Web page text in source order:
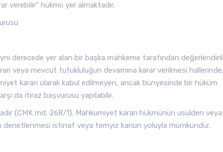
verebilir” hükmü yer almaktadır.
derecede yer alan bir başka mahkeme tarafından
veya mevcut tutukluluğun devamına karar verilmesi
kararı olarak kabul edilmeyen, ancak bünyesinde bir hüküm
da itiraz başvurusu yapılabilir.
(CMK md. 268/1). Mahkumiyet kararı hükmünün usulden veya
istinaf veya temyiz kanun yoluyla mümkündür.